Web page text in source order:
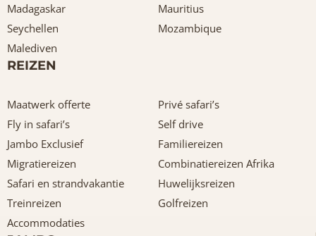
Madagaskar
Mauritius
Seychellen
Mozambique
Malediven
REIZEN
Maatwerk offerte
Privé safari’s
Fly in safari’s
Self drive
Jambo Exclusief
Familiereizen
Migratiereizen
Combinatiereizen Afrika
Safari en strandvakantie
Huwelijksreizen
Treinreizen
Golfreizen
Accommodaties